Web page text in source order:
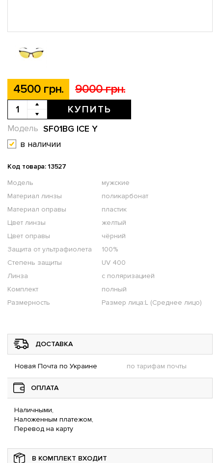
4500 грн. 9000 грн.
КУПИТЬ
SF01BG ICE Y
Модель
в наличии
Код товара: 13527
Модель
мужские
Материал линзы
поликарбонат
Материал оправы
пластик
Цвет линзы
желтый
Цвет оправы
чёрний
Защита от ультрафиолета
100%
Степень защиты
UV 400
Линза
с поляризацией
Комплект
полный
Размерность
Размер лица:L (Среднее лицо)
ДОСТАВКА
Новая Почта по Украине по тарифам почты
ОПЛАТА
Наличными,
Наложенным платежом,
Перевод на карту
В КОМПЛЕКТ ВХОДИТ